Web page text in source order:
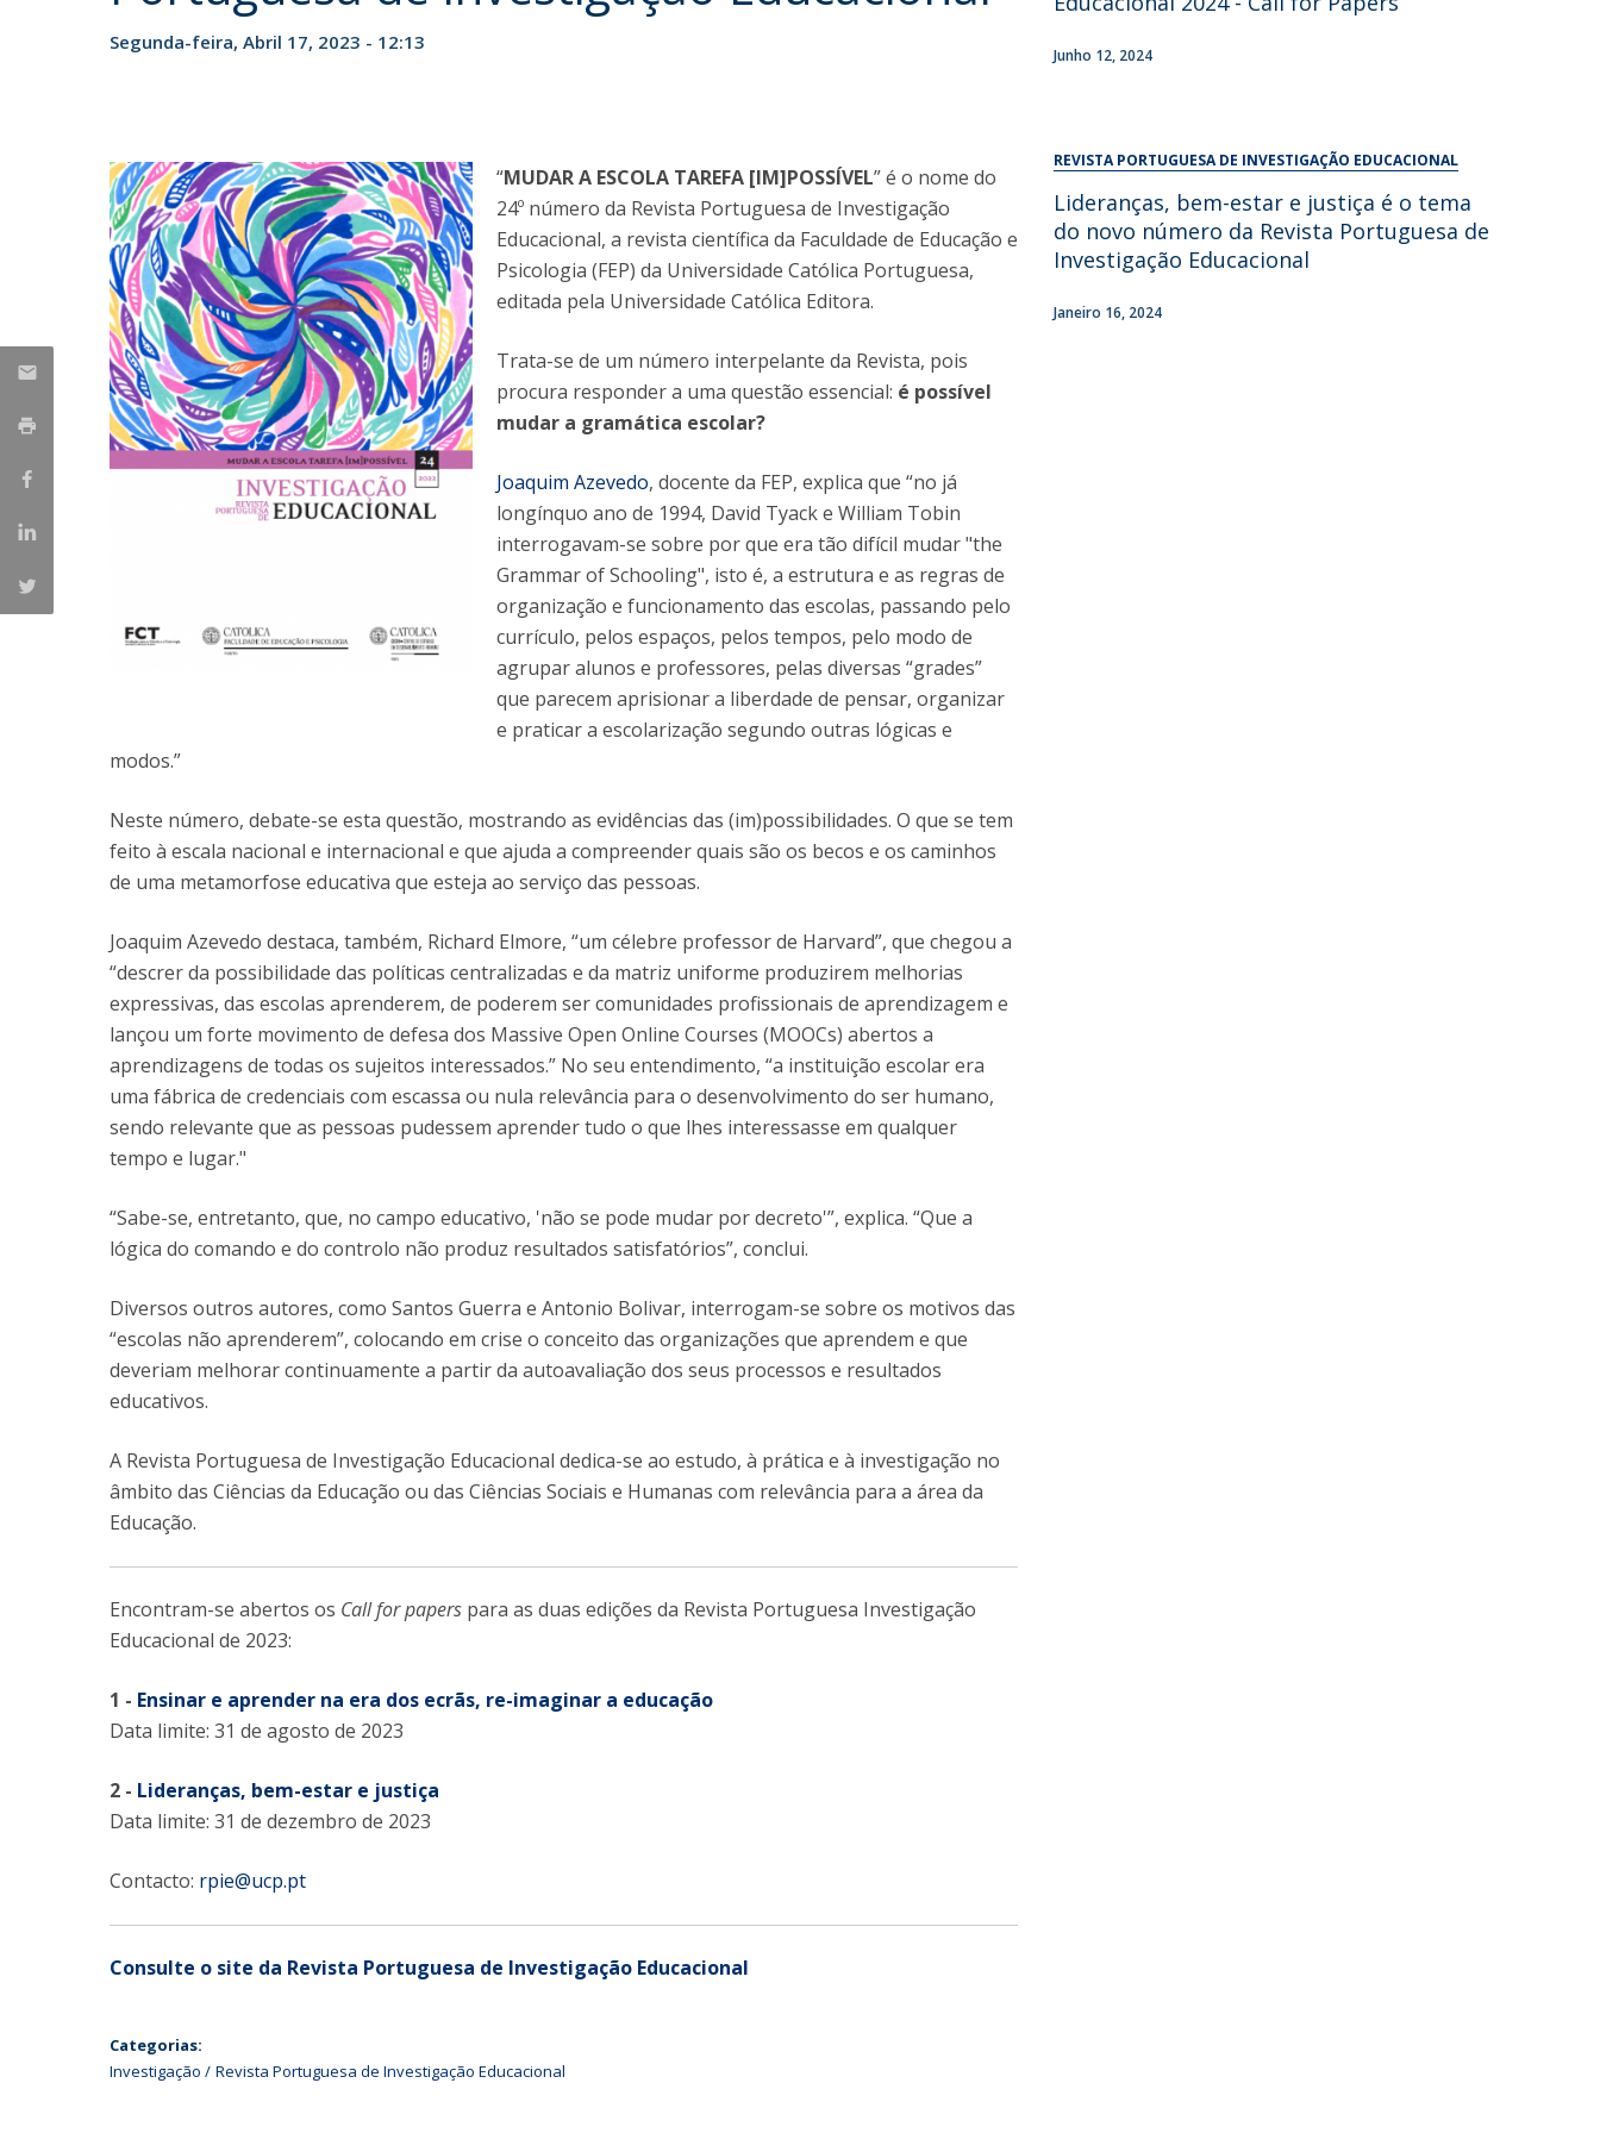
HNL
Iniciativas Nacionais
Alumni
UDIP
Segurança e Emergência
Segunda-feira, Abril 17, 2023 - 12:13
“MUDAR A ESCOLA TAREFA [IM]POSSÍVEL” é o nome do
24º número da Revista Portuguesa de Investigação
Educacional, a revista científica da Faculdade de Educação e
Psicologia (FEP) da Universidade Católica Portuguesa,
editada pela Universidade Católica Editora.
Trata-se de um número interpelante da Revista, pois
procura responder a uma questão essencial: é possível
mudar a gramática escolar?
Joaquim Azevedo, docente da FEP, explica que “no já
longínquo ano de 1994, David Tyack e William Tobin
interrogavam-se sobre por que era tão difícil mudar "the
Grammar of Schooling", isto é, a estrutura e as regras de
organização e funcionamento das escolas, passando pelo
currículo, pelos espaços, pelos tempos, pelo modo de
agrupar alunos e professores, pelas diversas “grades”
que parecem aprisionar a liberdade de pensar, organizar
e praticar a escolarização segundo outras lógicas e
modos.”
Neste número, debate-se esta questão, mostrando as evidências das (im)possibilidades. O que se tem
feito à escala nacional e internacional e que ajuda a compreender quais são os becos e os caminhos
de uma metamorfose educativa que esteja ao serviço das pessoas.
Joaquim Azevedo destaca, também, Richard Elmore, “um célebre professor de Harvard”, que chegou a
“descrer da possibilidade das políticas centralizadas e da matriz uniforme produzirem melhorias
expressivas, das escolas aprenderem, de poderem ser comunidades profissionais de aprendizagem e
lançou um forte movimento de defesa dos Massive Open Online Courses (MOOCs) abertos a
aprendizagens de todas os sujeitos interessados.” No seu entendimento, “a instituição escolar era
uma fábrica de credenciais com escassa ou nula relevância para o desenvolvimento do ser humano,
sendo relevante que as pessoas pudessem aprender tudo o que lhes interessasse em qualquer
tempo e lugar."
“Sabe-se, entretanto, que, no campo educativo, 'não se pode mudar por decreto'”, explica. “Que a
lógica do comando e do controlo não produz resultados satisfatórios”, conclui.
Diversos outros autores, como Santos Guerra e Antonio Bolivar, interrogam-se sobre os motivos das
“escolas não aprenderem”, colocando em crise o conceito das organizações que aprendem e que
deveriam melhorar continuamente a partir da autoavaliação dos seus processos e resultados
educativos.
A Revista Portuguesa de Investigação Educacional dedica-se ao estudo, à prática e à investigação no
âmbito das Ciências da Educação ou das Ciências Sociais e Humanas com relevância para a área da
Educação.
Encontram-se abertos os Call for papers para as duas edições da Revista Portuguesa Investigação
Educacional de 2023:
1 - Ensinar e aprender na era dos ecrãs, re-imaginar a educação
Data limite: 31 de agosto de 2023
2 - Lideranças, bem-estar e justiça
Data limite: 31 de dezembro de 2023
Contacto: rpie@ucp.pt
Consulte o site da Revista Portuguesa de Investigação Educacional
Categorias:
Investigação
Revista Portuguesa de Investigação Educacional
Junho 12, 2024
REVISTA PORTUGUESA DE INVESTIGAÇÃO EDUCACIONAL
Lideranças, bem-estar e justiça é o tema
do novo número da Revista Portuguesa de
Investigação Educacional
Janeiro 16, 2024